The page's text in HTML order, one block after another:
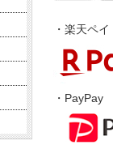
・楽天ペイ
・PayPay